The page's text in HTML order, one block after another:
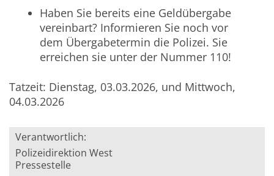
Haben Sie bereits eine Geldübergabe
vereinbart? Informieren Sie noch vor
dem Übergabetermin die Polizei. Sie
erreichen sie unter der Nummer 110!
Tatzeit: Dienstag, 03.03.2026, und Mittwoch,
04.03.2026
Verantwortlich:
Polizeidirektion West
Pressestelle